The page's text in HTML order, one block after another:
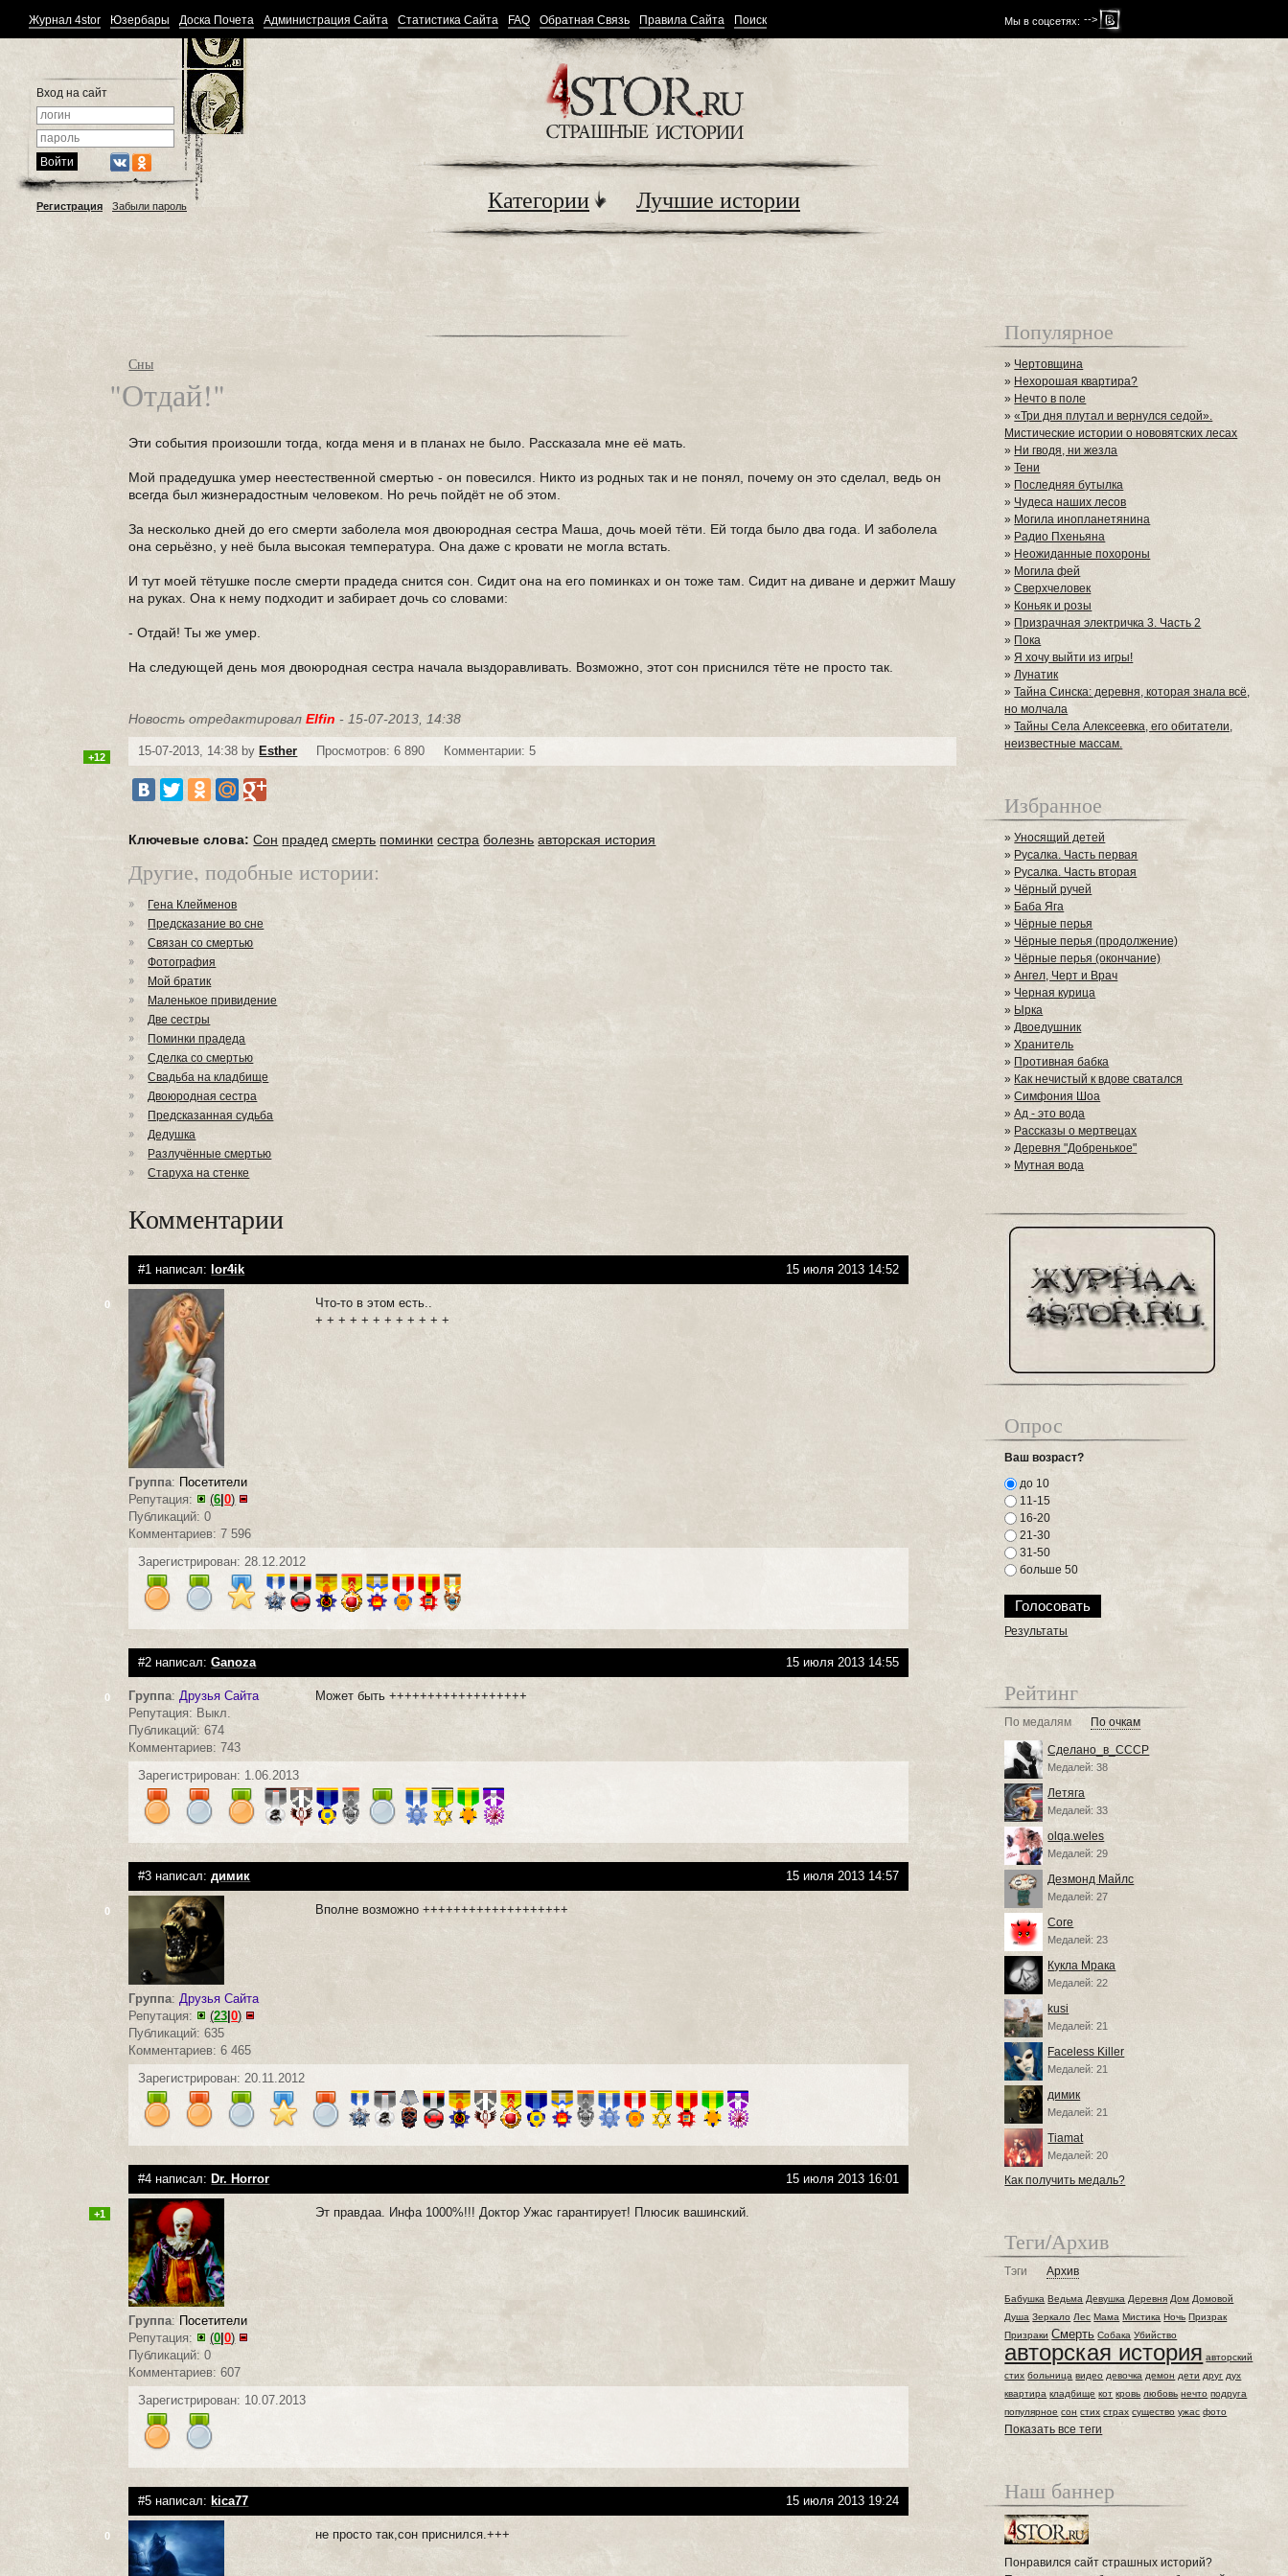
Мы в соцсетях: -->
Журнал 4stor Юзербары Доска Почета Администрация Сайта Статистика Сайта FAQ Обратная Связь Правила Сайта Поиск
Вход на сайт
Регистрация Забыли пароль Категории Лучшие истории
Сны
"Отдай!"
Эти события произошли тогда, когда меня и в планах не было. Рассказала мне её мать.
Мой прадедушка умер неестественной смертью - он повесился. Никто из родных так и не понял, почему он это сделал, ведь он
всегда был жизнерадостным человеком. Но речь пойдёт не об этом.
За несколько дней до его смерти заболела моя двоюродная сестра Маша, дочь моей тёти. Ей тогда было два года. И заболела
она серьёзно, у неё была высокая температура. Она даже с кровати не могла встать.
И тут моей тётушке после смерти прадеда снится сон. Сидит она на его поминках и он тоже там. Сидит на диване и держит Машу
на руках. Она к нему подходит и забирает дочь со словами:
- Отдай! Ты же умер.
На следующей день моя двоюродная сестра начала выздоравливать. Возможно, этот сон приснился тёте не просто так.
Новость отредактировалElfin - 15-07-2013, 14:38
15-07-2013, 14:38 by Esther Просмотров: 6 890 Комментарии: 5
+12
Ключевые слова: Сон прадед смерть поминки сестра болезнь авторская история
Другие, подобные истории:
Гена Клейменов
Предсказание во сне
Связан со смертью
Фотография
Мой братик
Маленькое привидение
Две сестры
Поминки прадеда
Сделка со смертью
Свадьба на кладбище
Двоюродная сестра
Предсказанная судьба
Дедушка
Разлучённые смертью
Старуха на стенке
Комментарии
#1 написал: lor4ik 15 июля 2013 14:52
0
Группа: Посетители
Репутация:
(6 |0)
Публикаций: 0
Комментариев: 7 596
Что-то в этом есть..
+ + + + + + + + + + + +
Зарегистрирован: 28.12.2012
#2 написал:Ganoza 15 июля 2013 14:55
0 Группа: Друзья Сайта
Репутация: Выкл.
Публикаций: 674
Комментариев: 743
Может быть ++++++++++++++++++
Зарегистрирован: 1.06.2013
#3 написал:димик 15 июля 2013 14:57
0
Группа:Друзья Сайта
Репутация:
(23 |0)
Публикаций: 635
Комментариев: 6 465
Вполне возможно +++++++++++++++++++
Зарегистрирован: 20.11.2012
#4 написал: Dr. Horror 15 июля 2013 16:01
+1
Группа: Посетители
Репутация:
(0 |0)
Публикаций: 0
Комментариев: 607
Эт правдаа. Инфа 1000%!!! Доктор Ужас гарантирует! Плюсик вашинский.
Зарегистрирован: 10.07.2013
#5 написал: kica77 15 июля 2013 19:24
0 не просто так,сон приснился.+++
Популярное
» Чертовщина
» Нехорошая квартира?
» Нечто в поле
»«Три дня плутал и вернулся седой».
Мистические истории о нововятских лесах
» Ни гводя, ни жезла
»Тени
» Последняя бутылка
» Чудеса наших лесов
» Могила инопланетянина
» Радио Пхеньяна
» Неожиданные похороны
» Могила фей
»Сверхчеловек
» Коньяк и розы
» Призрачная электричка 3. Часть 2
» Пока
»Я хочу выйти из игры!
»Лунатик
»Тайна Синска: деревня, которая знала всё,
но молчала
»Тайны Села Алексеевка, его обитатели,
неизвестные массам.
Избранное
»Уносящий детей
» Русалка. Часть первая
» Русалка. Часть вторая
» Чёрный ручей
» Баба Яга
»Чёрные перья
» Чёрные перья (продолжение)
» Чёрные перья (окончание)
»Ангел, Черт и Врач
» Черная курица
» Ырка
»Двоедушник
»Хранитель
» Противная бабка
» Как нечистый к вдове сватался
»Симфония Шоа
»Ад - это вода
» Рассказы о мертвецах
»Деревня "Добренькое"
» Мутная вода
Опрос
Ваш возраст?
до 10
11-15
16-20
21-30
31-50
больше 50
Результаты
Рейтинг
По медалям По очкам
Сделано_в_СССР
Медалей: 38
Летяга
Медалей: 33
olqa.weles
Медалей: 29
Дезмонд Майлс
Медалей: 27
Core
Медалей: 23
Кукла Мрака
Медалей: 22
kusi
Медалей: 21
Faceless Killer
Медалей: 21
димик
Медалей: 21
Tiamat
Медалей: 20
Как получить медаль?
Теги/Архив
Тэги Архив
Бабушка Ведьма Девушка Деревня Дом Домовой
Душа Зеркало Лес Мама Мистика Ночь Призрак
Призраки Смерть Собака Убийство
авторская история авторский
стих больница видео девочка демон дети друг дух
квартира кладбище кот кровь любовь нечто подруга
популярное сон стих страх существо ужас фото
Показать все теги
Наш баннер
Понравился сайт страшных историй?